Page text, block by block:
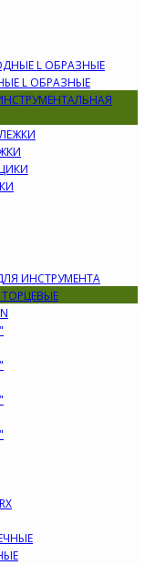
L ОБРАЗНЫЕ
ИНСТРУМЕНТА